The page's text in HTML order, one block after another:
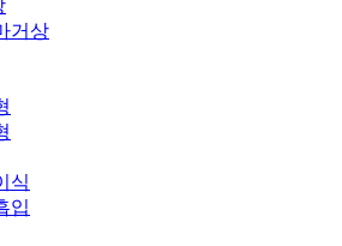
거상
식
입